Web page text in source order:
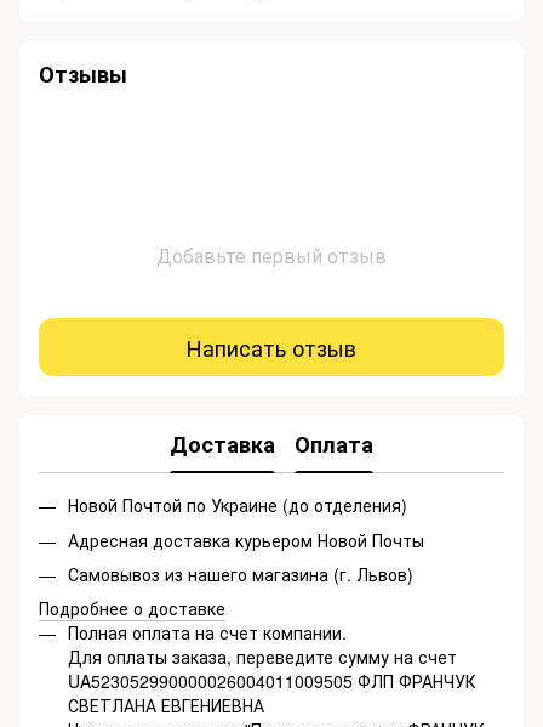
Отзывы
Добавьте первый отзыв
Написать отзыв
Доставка Оплата
Новой Почтой по Украине (до отделения)
Адресная доставка курьером Новой Почты
Самовывоз из нашего магазина (г. Львов)
Подробнее о доставке
Полная оплата на счет компании.
Для оплаты заказа, переведите сумму на счет
UA523052990000026004011009505 ФЛП ФРАНЧУК
СВЕТЛАНА ЕВГЕНИЕВНА